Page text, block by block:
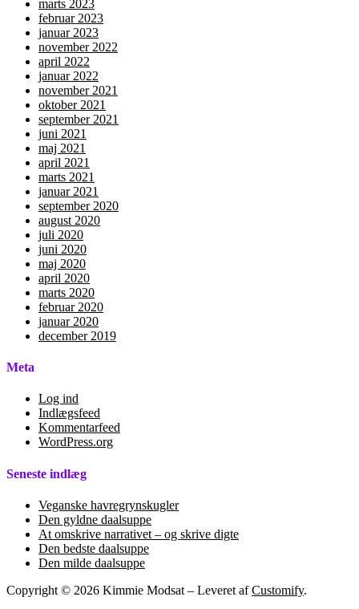
marts 2023
februar 2023
januar 2023
november 2022
april 2022
januar 2022
november 2021
oktober 2021
september 2021
juni 2021
maj 2021
april 2021
marts 2021
januar 2021
september 2020
august 2020
juli 2020
juni 2020
maj 2020
april 2020
marts 2020
februar 2020
januar 2020
december 2019
Meta
Log ind
Indlægsfeed
Kommentarfeed
WordPress.org
Seneste indlæg
Veganske havregrynskugler
Den gyldne daalsuppe
At omskrive narrativet – og skrive digte
Den bedste daalsuppe
Den milde daalsuppe
Copyright © 2026 Kimmie Modsat – Leveret afCustomify.